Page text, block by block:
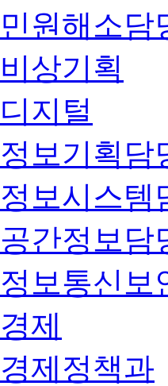
민원해소담
비상기획
디지털
정보기획담
정보시스템
공간정보담
정보통신보
경제
경제정책과